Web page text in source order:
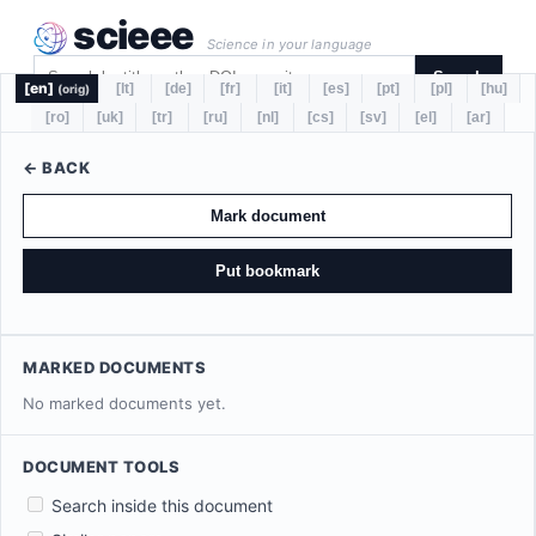
scieee Science in your language
Search
[en] (orig) [lt] [de] [fr] [it] [es] [pt] [pl]
[hu]
[ro]
[uk] [tr] [ru] [nl] [cs] [sv] [el] [ar]
← BACK
Mark document
Put bookmark
MARKED DOCUMENTS
No marked documents yet.
DOCUMENT TOOLS
Search inside this document